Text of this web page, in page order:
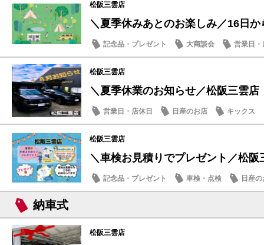
松阪三雲店
＼夏季休みあとのお楽しみ／16日
記念品・プレゼント 大商談会 営業日・
松阪三雲店
＼夏季休業のお知らせ／松阪三雲店
営業日・店休日 日産のお店 キックス
松阪三雲店
＼車検お見積りでプレゼント／松阪
記念品・プレゼント 車検・点検 日産
納車式
松阪三雲店